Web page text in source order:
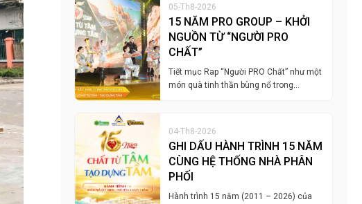
05-Th8-2026
15 NĂM PRO GROUP – KHỞI
NGUỒN TỪ “NGƯỜI PRO
CHẤT”
Tiết mục Rap “Người PRO Chất” như một
món quà tinh thần bùng nổ trong…
04-Th8-2026
GHI DẤU HÀNH TRÌNH 15 NĂM
CÙNG HỆ THỐNG NHÀ PHÂN
PHỐI
Hành trình 15 năm (2011 – 2026) của